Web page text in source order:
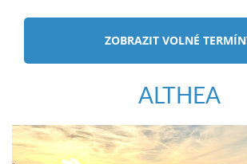
ZOBRAZIT VOLNÉ
ALTHEA